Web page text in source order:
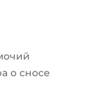
о сносе